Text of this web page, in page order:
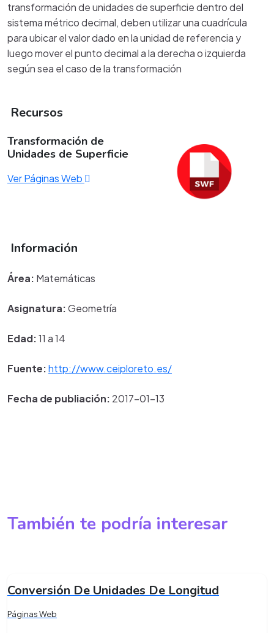
transformación de unidades de superficie dentro del
sistema métrico decimal, deben utilizar una cuadrícula
para ubicar el valor dado en la unidad de referencia y
luego mover el punto decimal a la derecha o izquierda
según sea el caso de la transformación
Recursos
Transformación de
Unidades de Superficie
Ver Páginas Web
Información
Área: Matemáticas
Asignatura:Geometría
Edad:11 a 14
Fuente:http://www.ceiploreto.es/
Fecha de publiación: 2017-01-13
También te podría interesar
Conversión De Unidades De Longitud
Páginas Web